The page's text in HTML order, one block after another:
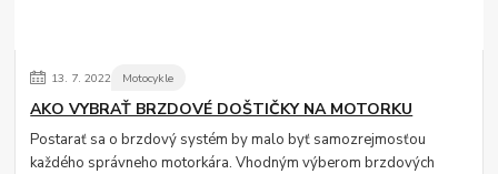
13. 7. 2022 Motocykle
AKO VYBRAŤ BRZDOVÉ DOŠTIČKY NA MOTORKU
Postarať sa o brzdový systém by malo byť samozrejmosťou
každého správneho motorkára. Vhodným výberom brzdových